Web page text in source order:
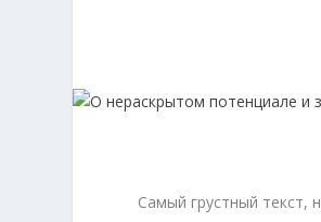
Самый грустный текст,